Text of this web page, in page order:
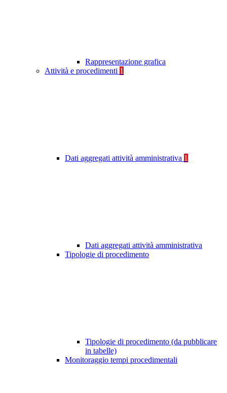
Rappresentazione grafica
Attività e procedimenti 1
Dati aggregati attività amministrativa 1
Dati aggregati attività amministrativa
Tipologie di procedimento
Tipologie di procedimento (da pubblicare
in tabelle)
Monitoraggio tempi procedimentali